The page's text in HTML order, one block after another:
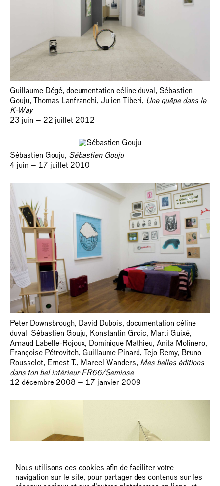
Nous utilisons ces cookies afin de faciliter votre
navigation sur le site, pour partager des contenus sur les
Guillaume Dégé, documentation céline duval, Sébastien
Gouju, Thomas Lanfranchi, Julien Tiberi, Une guêpe dans le
K-Way
23 juin — 22 juillet 2012
Sébastien Gouju, Sébastien Gouju
4 juin — 17 juillet 2010
Peter Downsbrough, David Dubois, documentation céline
duval, Sébastien Gouju, Konstantin Grcic, Marti Guixé,
Arnaud Labelle-Rojoux, Dominique Mathieu, Anita Molinero,
Françoise Pétrovitch, Guillaume Pinard, Tejo Remy, Bruno
Rousselot, Ernest T., Marcel Wanders, Mes belles éditions
dans ton bel intérieur FR66/Semiose
12 décembre 2008 — 17 janvier 2009